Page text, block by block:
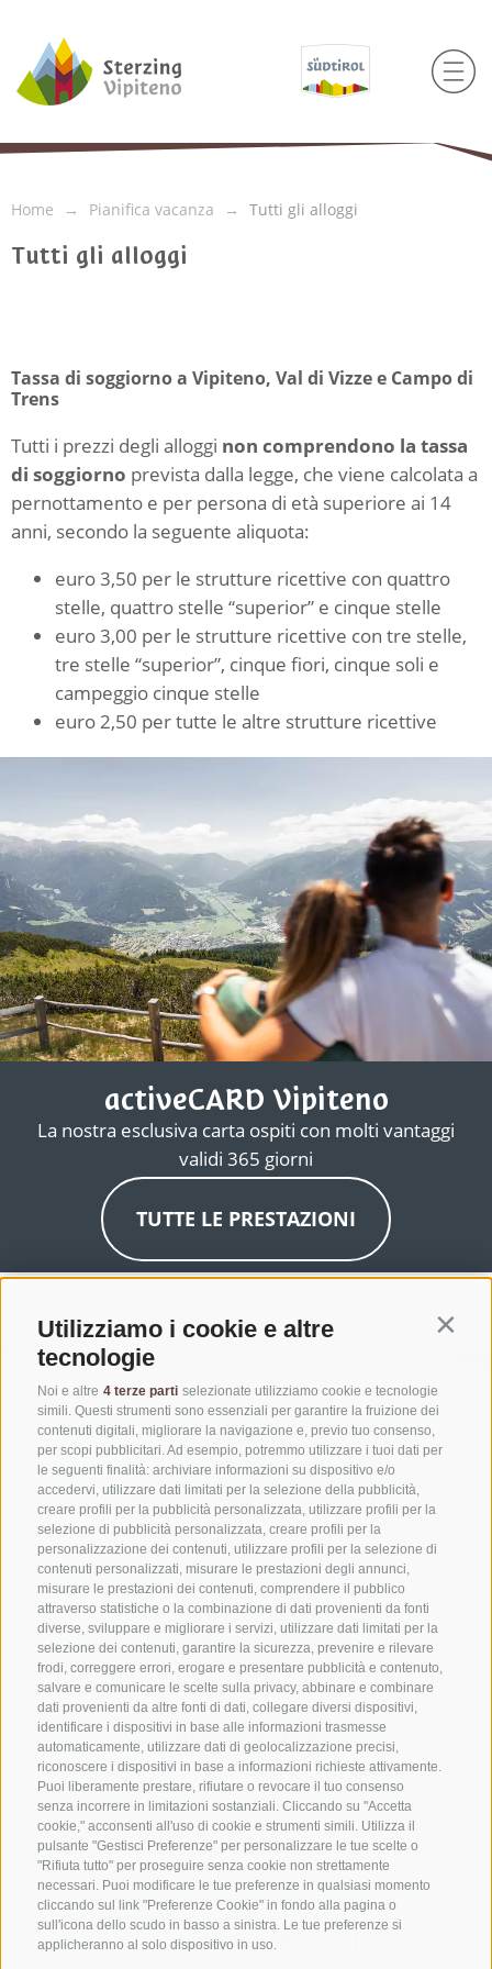
Utilizziamo i cookie e altre
tecnologie
Noi e altre 4 terze parti selezionate utilizziamo cookie e tecnologie
simili. Questi strumenti sono essenziali per garantire la fruizione dei
contenuti digitali, migliorare la navigazione e, previo tuo consenso,
per scopi pubblicitari. Ad esempio, potremmo utilizzare i tuoi dati per
le seguenti finalità: archiviare informazioni su dispositivo e/o
accedervi, utilizzare dati limitati per la selezione della pubblicità,
creare profili per la pubblicità personalizzata, utilizzare profili per la
selezione di pubblicità personalizzata, creare profili per la
personalizzazione dei contenuti, utilizzare profili per la selezione di
contenuti personalizzati, misurare le prestazioni degli annunci,
misurare le prestazioni dei contenuti, comprendere il pubblico
attraverso statistiche o la combinazione di dati provenienti da fonti
diverse, sviluppare e migliorare i servizi, utilizzare dati limitati per la
selezione dei contenuti, garantire la sicurezza, prevenire e rilevare
frodi, correggere errori, erogare e presentare pubblicità e contenuto,
salvare e comunicare le scelte sulla privacy, abbinare e combinare
dati provenienti da altre fonti di dati, collegare diversi dispositivi,
identificare i dispositivi in base alle informazioni trasmesse
automaticamente, utilizzare dati di geolocalizzazione precisi,
riconoscere i dispositivi in base a informazioni richieste attivamente.
Puoi liberamente prestare, rifiutare o revocare il tuo consenso
senza incorrere in limitazioni sostanziali. Cliccando su "Accetta
cookie," acconsenti all'uso di cookie e strumenti simili. Utilizza il
pulsante "Gestisci Preferenze" per personalizzare le tue scelte o
"Rifiuta tutto" per proseguire senza cookie non strettamente
necessari. Puoi modificare le tue preferenze in qualsiasi momento
cliccando sul link "Preferenze Cookie" in fondo alla pagina o
sull'icona dello scudo in basso a sinistra. Le tue preferenze si
applicheranno al solo dispositivo in uso.
Home Pianifica vacanza Tutti gli alloggi
Tutti gli alloggi
Tassa di soggiorno a Vipiteno, Val di Vizze e Campo di
Trens
Tutti i prezzi degli alloggi non comprendono la tassa
di soggiorno prevista dalla legge, che viene calcolata a
pernottamento e per persona di età superiore ai 14
anni, secondo la seguente aliquota:
euro 3,50 per le strutture ricettive con quattro
stelle, quattro stelle “superior” e cinque stelle
euro 3,00 per le strutture ricettive con tre stelle,
tre stelle “superior”, cinque fiori, cinque soli e
campeggio cinque stelle
euro 2,50 per tutte le altre strutture ricettive
activeCARD Vipiteno
La nostra esclusiva carta ospiti con molti vantaggi
validi 365 giorni
TUTTE LE PRESTAZIONI
CONTATTACI
+39 0472 765325
info@vipiteno.com
NEWSLETTER
Rimani aggiornato sulle nostre offerte
Registrati